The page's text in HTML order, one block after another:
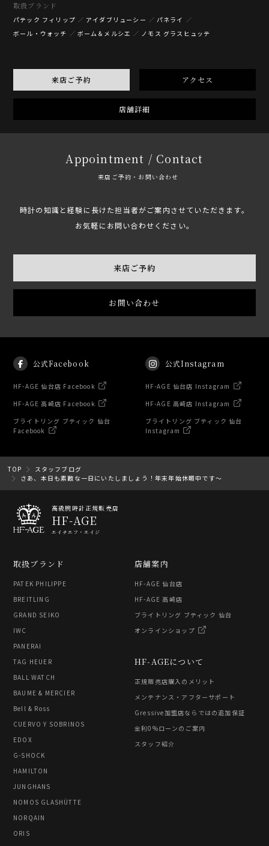
取扱ブランド
パテック フィリップ アイダブリューシー
パネライ
ボール・ウォッチ
ボーム＆メルシエ ノモス グラスヒュッテ
来店ご予約 アクセス
店舗詳細
Appointment / Contact
来店ご予約・お問い合わせ
時計の知識と経験に長けた担当者がご案内させていただきます。
お気軽にお問い合わせください。
来店ご予約
お問い合わせ
公式Facebook
HF-AGE 仙台店 Facebook
HF-AGE 高崎店 Facebook
ブライトリング ブティック 仙台
Facebook
公式Instagram
HF-AGE 仙台店 Instagram
HF-AGE 高崎店 Instagram
ブライトリング ブティック 仙台
Instagram
TOP
スタッフブログ
さあ、本日も素敵な一日にいたしましょう！年末年始休暇中です～
高級腕時計正規販売店
HF-AGE
エイチエフ・エイジ
取扱ブランド
PATEK PHILIPPE
BREITLING
GRAND SEIKO
IWC
PANERAI
TAG HEUER
BALL WATCH
BAUME & MERCIER
Bell & Ross
CUERVO Y SOBRINOS
EDOX
G-SHOCK
HAMILTON
JUNGHANS
NOMOS GLASHÜTTE
NORQAIN
ORIS
HF-AGEについて
正規販売店購入のメリット
メンテナンス・アフターサポート
Gressive加盟店ならではの追加保証
金利0%ローンのご案内
スタッフ紹介
店舗案内
HF-AGE 仙台店
HF-AGE 高崎店
ブライトリング ブティック 仙台
オンラインショップ